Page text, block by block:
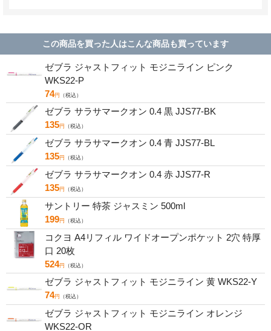
この商品を買った人はこんな商品も買っています
ゼブラ ジャストフィット モジニライン ピンク
WKS22-P
74円 （税込）
ゼブラ サラサマークオン 0.4 黒 JJS77-BK
135円 （税込）
ゼブラ サラサマークオン 0.4 青 JJS77-BL
135円 （税込）
ゼブラ サラサマークオン 0.4 赤 JJS77-R
135円 （税込）
サントリー 特茶 ジャスミン 500ml
199円 （税込）
コクヨ A4リフィル ワイドオープンポケット 2穴 特厚
口 20枚
524円 （税込）
ゼブラ ジャストフィット モジニライン 黄 WKS22-Y
74円 （税込）
ゼブラ ジャストフィット モジニライン オレンジ
WKS22-OR